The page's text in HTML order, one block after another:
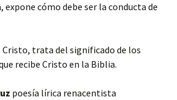
expone cómo debe ser la conducta de
Cristo, trata del significado de los
recibe Cristo en la Biblia.
poesía lírica renacentista